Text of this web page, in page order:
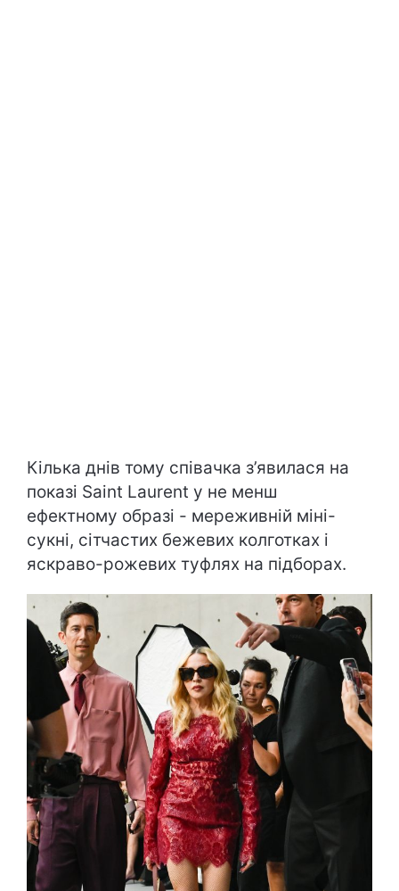
Кілька днів тому співачка з’явилася на
показі Saint Laurent у не менш
ефектному образі - мереживній міні-
сукні, сітчастих бежевих колготках і
яскраво-рожевих туфлях на підборах.